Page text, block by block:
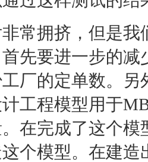
拥挤，但是我
先要进一步的
厂的定单数。
工程模型用于
在完成了这个
个模型。在建